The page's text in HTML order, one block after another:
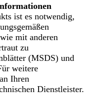
ist es notwendig,
mit anderen
zu
(MSDS) und
weitere
Ihren
Dienstleister.